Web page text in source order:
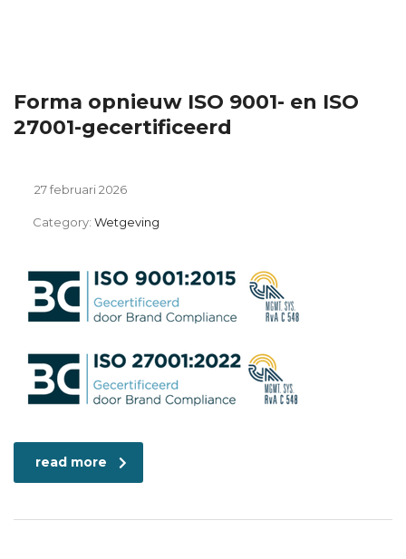
Forma opnieuw ISO 9001- en ISO
27001-gecertificeerd
27 februari 2026
Category: Wetgeving
read more